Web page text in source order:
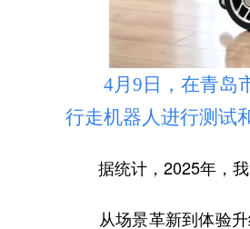
4月9日，在青岛市
行走机器人进行测试
据统计，2025年，我
从场景革新到体验升